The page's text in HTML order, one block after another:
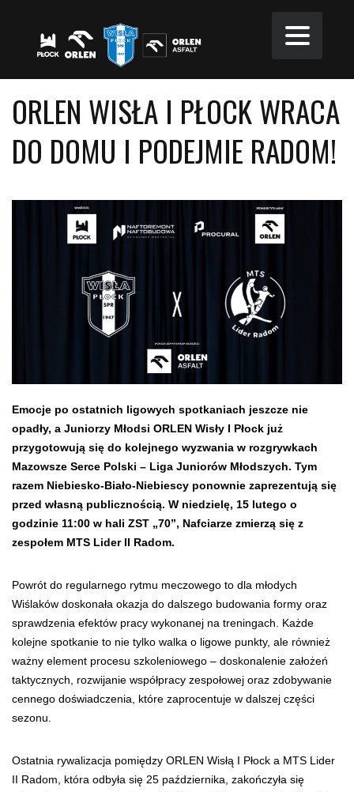
ORLEN WISŁA I PŁOCK WRACA
DO DOMU I PODEJMIE RADOM!
Emocje po ostatnich ligowych spotkaniach jeszcze nie
opadły, a Juniorzy Młodsi ORLEN Wisły I Płock już
przygotowują się do kolejnego wyzwania w rozgrywkach
Mazowsze Serce Polski – Liga Juniorów Młodszych. Tym
razem Niebiesko-Biało-Niebiescy ponownie zaprezentują się
przed własną publicznością. W niedzielę, 15 lutego o
godzinie 11:00 w hali ZST „70”, Nafciarze zmierzą się z
zespołem MTS Lider II Radom.
Powrót do regularnego rytmu meczowego to dla młodych
Wiślaków doskonała okazja do dalszego budowania formy oraz
sprawdzenia efektów pracy wykonanej na treningach. Każde
kolejne spotkanie to nie tylko walka o ligowe punkty, ale również
ważny element procesu szkoleniowego – doskonalenie założeń
taktycznych, rozwijanie współpracy zespołowej oraz zdobywanie
cennego doświadczenia, które zaprocentuje w dalszej części
sezonu.
Ostatnia rywalizacja pomiędzy ORLEN Wisłą I Płock a MTS Lider
II Radom, która odbyła się 25 października, zakończyła się